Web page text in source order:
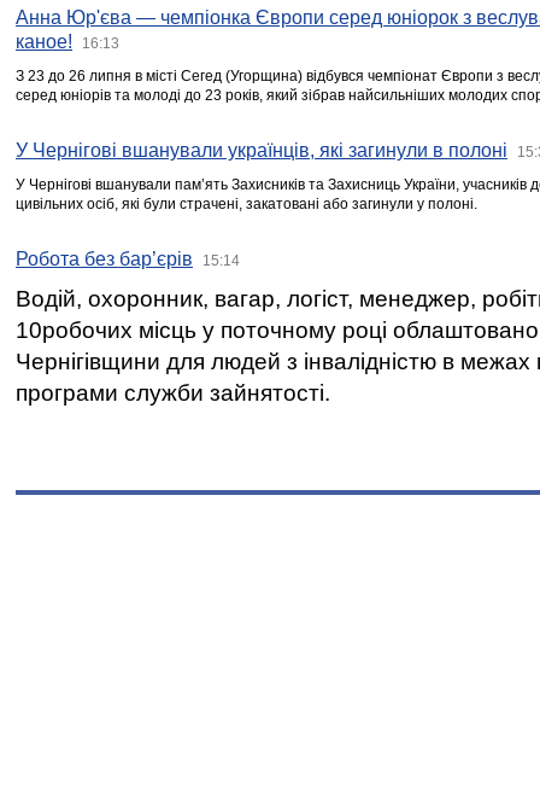
Анна Юр'єва — чемпіонка Європи серед юніорок з
каное!
16:13
З 23 до 26 липня в місті Сегед (Угорщина) відбувся чемпіонат Європи з
серед юніорів та молоді до 23 років, який зібрав найсильніших молодих
У Чернігові вшанували українців, які загинули в полоні
У Чернігові вшанували пам’ять Захисників та Захисниць України,
цивільних осіб, які були страчені, закатовані або загинули у полоні.
Робота без бар’єрів 15:14
Водій, охоронник, вагар, логіст, менеджер,
10робочих місць у поточному році
Чернігівщини для людей з інвалідністю в межах
програми служби зайнятості.